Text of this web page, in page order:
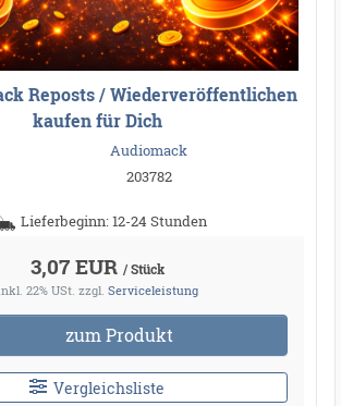
Reposts / Wiederveröffentlichen
kaufen für Dich
Audiomack
203782
Lieferbeginn: 12-24 Stunden
3,07 EUR / Stück
22% USt. zzgl. Serviceleistung
zum Produkt
Vergleichsliste